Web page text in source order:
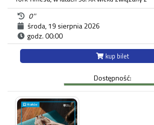
krakowskim "Tygodnikiem Powszechnym", gdzie
zamieszczał regularnie komentarz polityczny. Na
wystawie pt.: "Andrzej Dudziński. Przypadek
artysty niemożliwego" zaprezentowane zostały
różnorodne prace artysty.
Ekspozycja odbywa się w budynku Strzelnicy na
Woli przy ul. Królowej Jadwigi 220 oraz w Willi
Decjusza (parter), gdzie zgromadzone zostały
projekty graficzne, plakaty, okładki i ilustracja
prasowa autora.
Każdy uczestnik zwiedzania jest zobowiązany do
posiadania własnego biletu.
0''
środa, 19 sierpnia 2026
godz. 00:00
kup bilet
Dostępność: